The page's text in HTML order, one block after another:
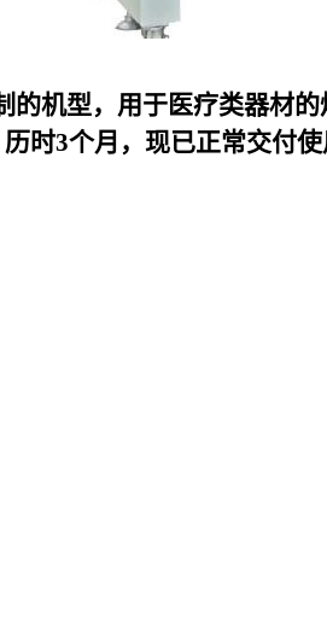
机型，用于医疗类器材
时3个月，现已正常交付